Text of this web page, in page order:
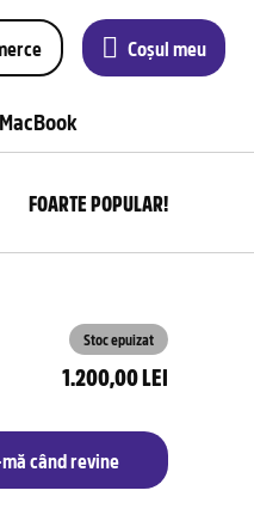
Coșul meu
MacBook
FOARTE POPULAR!
Stoc epuizat
1.200,00 LEI
când revine